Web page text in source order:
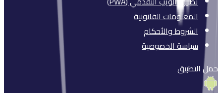
المعلومات القانونية
الشروط والأحكام
سياسة الخصوصية
حمل التطبيق